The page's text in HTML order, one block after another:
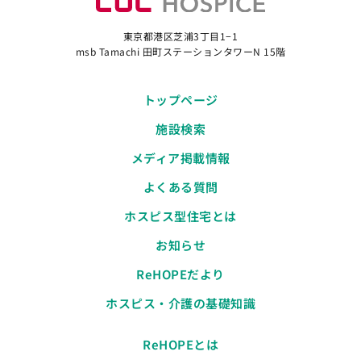
東京都港区芝浦3丁目1−1
msb Tamachi 田町ステーションタワーN 15階
トップページ
施設検索
メディア掲載情報
よくある質問
ホスピス型住宅とは
お知らせ
ReHOPEだより
ホスピス・介護の基礎知識
ReHOPEとは